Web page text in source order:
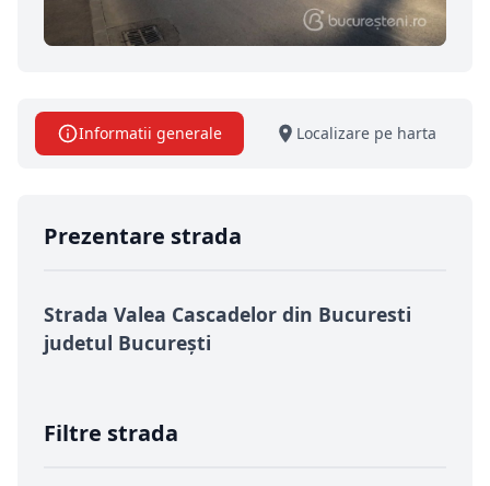
Informatii generale Localizare pe harta
Prezentare strada
Strada Valea Cascadelor din Bucuresti
judetul București
Filtre strada